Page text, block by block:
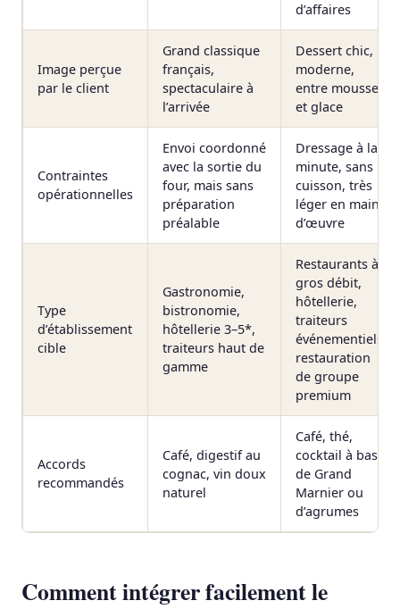
d’affaires
Image perçue
par le client
Grand classique
français,
spectaculaire à
l’arrivée
Dessert chic,
moderne,
entre mousse
et glace
Contraintes
opérationnelles
Envoi coordonné
avec la sortie du
four, mais sans
préparation
préalable
Dressage à la
minute, sans
cuisson, très
léger en main-
d’œuvre
Type
d’établissement
cible
Gastronomie,
bistronomie,
hôtellerie 3–5*,
traiteurs haut de
gamme
Restaurants à
gros débit,
hôtellerie,
traiteurs
événementiels,
restauration
de groupe
premium
Accords
recommandés
Café, digestif au
cognac, vin doux
naturel
Café, thé,
cocktail à base
de Grand
Marnier ou
d’agrumes
Comment intégrer facilement le